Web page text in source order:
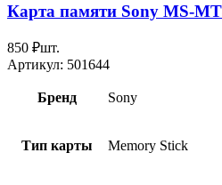
Карта памяти Sony MS-
850 ₽шт.
Артикул: 501644
Бренд Sony
Тип карты Memory Stick